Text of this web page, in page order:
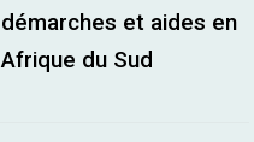
démarches et aides en
Afrique du Sud